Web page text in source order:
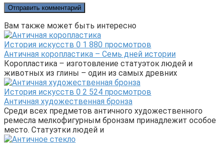
Вам также может быть интересно
История искусств 0 1 880 просмотров
Античная коропластика – Семь дней истории
Коропластика – изготовление статуэток людей и
животных из глины – один из самых древних
История искусств 0 2 524 просмотров
Античная художественная бронза
Среди всех предметов античного художественного
ремесла мелкофигурным бронзам принадлежит особое
место. Статуэтки людей и